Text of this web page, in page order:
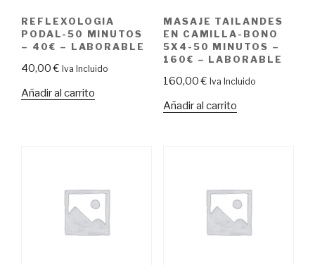
REFLEXOLOGIA
PODAL-50 MINUTOS
– 40€ – LABORABLE
40,00€ Iva Incluido
Añadir al carrito
MASAJE TAILANDES
EN CAMILLA-BONO
5X4-50 MINUTOS –
160€ – LABORABLE
160,00€ Iva Incluido
Añadir al carrito